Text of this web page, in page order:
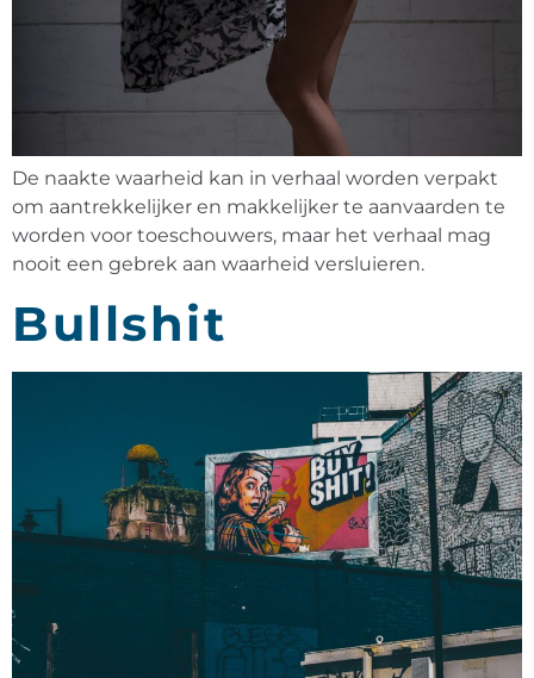
De naakte waarheid kan in verhaal worden verpakt
om aantrekkelijker en makkelijker te aanvaarden te
worden voor toeschouwers, maar het verhaal mag
nooit een gebrek aan waarheid versluieren.
Bullshit